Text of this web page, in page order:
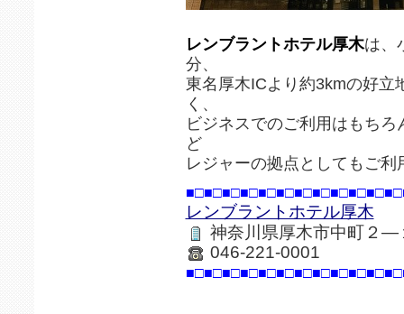
レンブラントホテル厚木は、
分、
東名厚木ICより約3kmの好立
く、
ビジネスでのご利用はもち
ど
レジャーの拠点としてもご
レンブラントホテル厚木
神奈川県厚木市中町２
046-221-0001